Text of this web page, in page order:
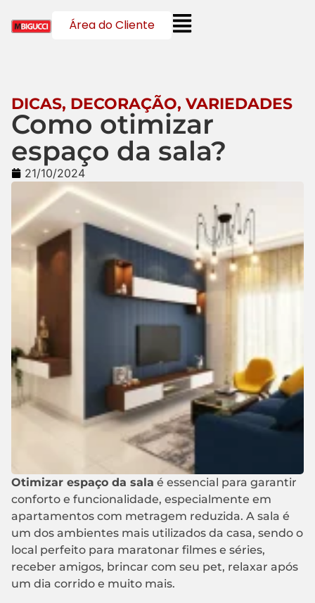
Área do Cliente
DICAS, DECORAÇÃO, VARIEDADES
Como otimizar
espaço da sala?
21/10/2024
Otimizar espaço da sala é essencial para garantir
conforto e funcionalidade, especialmente em
apartamentos com metragem reduzida. A sala é
um dos ambientes mais utilizados da casa, sendo o
local perfeito para maratonar filmes e séries,
receber amigos, brincar com seu pet, relaxar após
um dia corrido e muito mais.